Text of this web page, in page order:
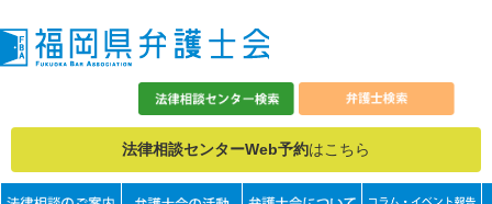
法律相談センターWeb予約はこちら